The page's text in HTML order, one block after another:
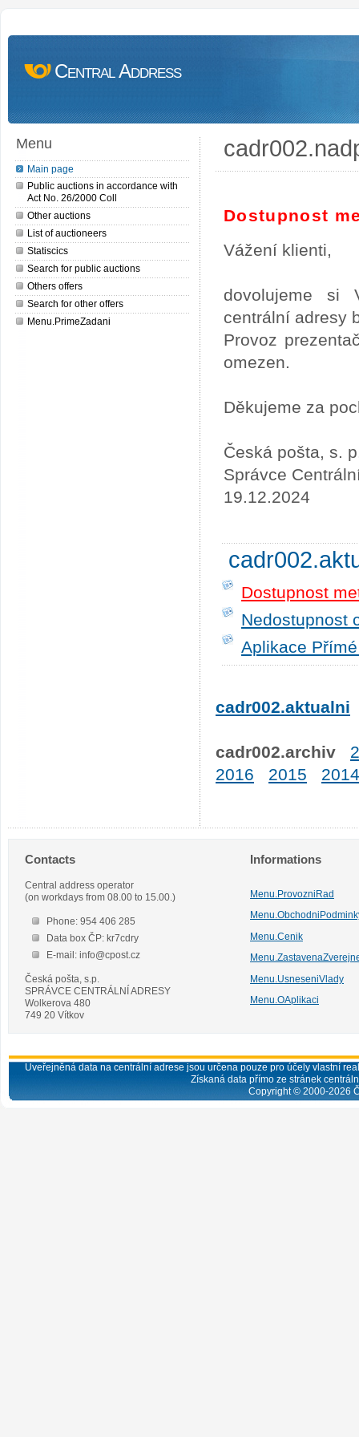
Central Address
Menu
Main page
Public auctions in accordance with
Act No. 26/2000 Coll
Other auctions
List of auctioneers
Statiscics
Search for public auctions
Others offers
Search for other offers
Menu.PrimeZadani
Dostupnost
Vážení klienti,
dovolujeme si
centrální adresy
Provoz
omezen.
Děkujeme za
Česká pošta, s.
Správce
19.12.2024
Dostupnost
Nedostupnost
Aplikace
cadr002.aktualni
cadr002.archiv
2016
2015 2014
Contacts
Central address operator
(on workdays from 08.00 to 15.00.)
Phone: 954 406 285
Data box ČP: kr7cdry
E-mail: info@cpost.cz
Česká pošta, s.p.
SPRÁVCE CENTRÁLNÍ ADRESY
Wolkerova 480
749 20 Vítkov
Informations
Menu.ProvozniRad
Menu.Cenik
Menu.UsneseniVlady
Menu.OAplikaci
Uveřejněná data na centrální adrese jsou určena pouze pro účely vlastní
Získaná data přímo ze stránek
Copyright © 2000-2026